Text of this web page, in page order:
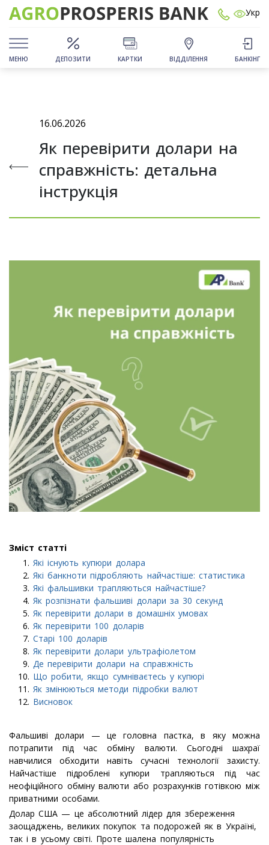
Укр
МЕНЮ ДЕПОЗИТИ КАРТКИ ВІДДІЛЕННЯ БАНКІНГ
16.06.2026
Як перевірити долари на
справжність: детальна
інструкція
Зміст статті
Які існують купюри долара
Які банкноти підробляють найчастіше: статистика
Які фальшивки трапляються найчастіше?
Як розпізнати фальшиві долари за 30 секунд
Як перевірити долари в домашніх умовах
Як перевірити 100 доларів
Старі 100 доларів
Як перевірити долари ультрафіолетом
Де перевірити долари на справжність
Що робити, якщо сумніваєтесь у купюрі
Як змінюються методи підробки валют
Висновок
Фальшиві долари — це головна пастка, в яку можна
потрапити під час обміну валюти. Сьогодні шахраї
навчилися обходити навіть сучасні технології захисту.
Найчастіше підроблені купюри трапляються під час
неофіційного обміну валюти або розрахунків готівкою між
приватними особами.
Долар США — це абсолютний лідер для збереження
заощаджень, великих покупок та подорожей як в Україні,
так і в усьому світі. Проте шалена популярність